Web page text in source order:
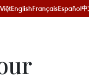
EnglishFrançaisEspañol中